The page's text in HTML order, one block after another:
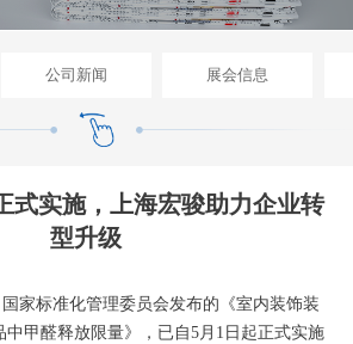
公司新闻 展会信息
式实施，上海宏骏助力企业转
型升级
家标准化管理委员会发布的《室内装饰装
甲醛释放限量》，已自5月1日起正式实施